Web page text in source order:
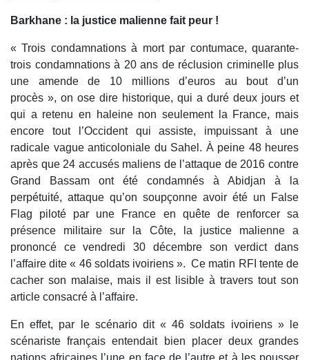
Barkhane : la justice malienne fait peur !
« Trois condamnations à mort par contumace, quarante-
trois condamnations à 20 ans de réclusion criminelle plus
une amende de 10 millions d’euros au bout d’un
procès », on ose dire historique, qui a duré deux jours et
qui a retenu en haleine non seulement la France, mais
encore tout l’Occident qui assiste, impuissant à une
radicale vague anticoloniale du Sahel. À peine 48 heures
après que 24 accusés maliens de l’attaque de 2016 contre
Grand Bassam ont été condamnés à Abidjan à la
perpétuité, attaque qu’on soupçonne avoir été un False
Flag piloté par une France en quête de renforcer sa
présence militaire sur la Côte, la justice malienne a
prononcé ce vendredi 30 décembre son verdict dans
l’affaire dite « 46 soldats ivoiriens ». Ce matin RFI tente de
cacher son malaise, mais il est lisible à travers tout son
article consacré à l’affaire.
En effet, par le scénario dit « 46 soldats ivoiriens » le
scénariste français entendait bien placer deux grandes